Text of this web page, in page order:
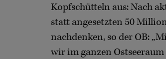
Kopfschütteln aus: Nach
statt angesetzten 50
nachdenken, so der OB:
wir im ganzen